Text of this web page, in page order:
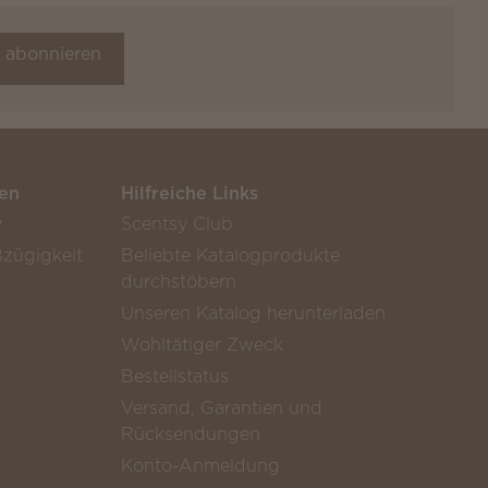
Hilfreiche Links
Scentsy Club
Beliebte Katalogprodukte
durchstöbern
Unseren Katalog herunterladen
Wohltätiger Zweck
Bestellstatus
Versand, Garantien und
Rücksendungen
Konto-Anmeldung